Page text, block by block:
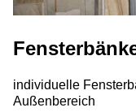
individuelle
Außenbereich